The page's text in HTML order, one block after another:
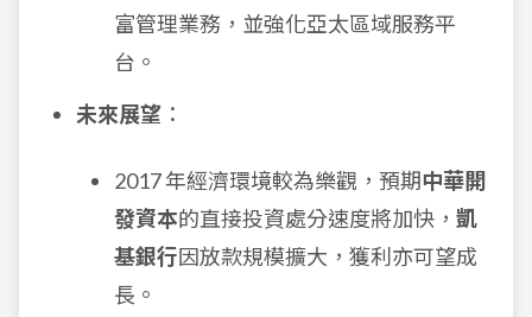
富管理業務，並強化亞太區域服務平
台。
未來展望 ：
2017 年經濟環境較為樂觀，預期中華開
發資本的直接投資處分速度將加快， 凱
基銀行因放款規模擴大，獲利亦可望成
長。